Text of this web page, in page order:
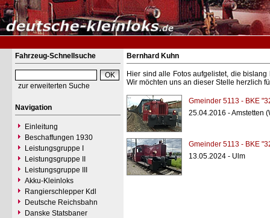
Fahrzeug-Schnellsuche
zur erweiterten Suche
Navigation
Einleitung
Beschaffungen 1930
Leistungsgruppe I
Leistungsgruppe II
Leistungsgruppe III
Akku-Kleinloks
Rangierschlepper Kdl
Deutsche Reichsbahn
Danske Statsbaner
Bernhard Kuhn
Hier sind alle Fotos aufgelistet, die
Wir möchten uns an dieser Stelle herzlich
Gmeinder 5113 - BKE
25.04.2016 - Amstetten
Gmeinder 5113 - BKE
13.05.2024 - Ulm